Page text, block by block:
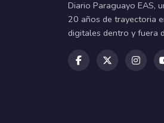
Diario Paraguayo EAS,
20 años de trayectoria
digitales dentro y fuera